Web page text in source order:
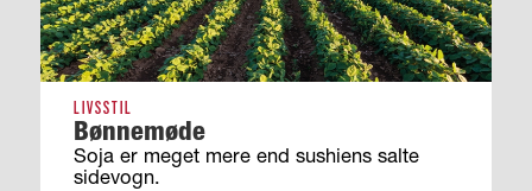
LIVSSTIL
Bønnemøde
Soja er meget mere end sushiens salte
sidevogn.